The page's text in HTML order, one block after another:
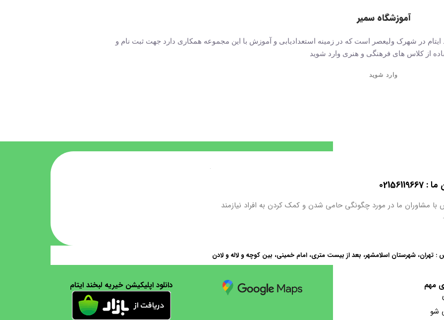
آموزشگاه سمیر
در شهرک ولیعصر است که در زمینه استعدادیابی و آموزش با این مجموعه همکاری دارد جهت ثبت نام و
از کلاس های فرهنگی و هنری وارد شوید
وارد شوید
با مشاوران ما در مورد چگونگی حامی شدن و کمک کردن به افراد نیازمند
: تهران، شهرستان اسلامشهر، بعد از بیست متری، امام خمینی، بین کوچه و لاله و لادن
مهم
شو
دانلود اپلیکیشن خیریه لبخند ایتام